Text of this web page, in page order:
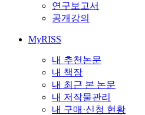
연구보고서
공개강의
MyRISS
내 추천논문
내 책장
내 최근 본 논문
내 저작물관리
내 구매·신청 현황